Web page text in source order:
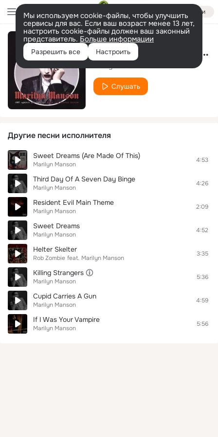
Войти
Мы используем cookie-файлы, чтобы улучшить
сервисы для вас. Если ваш возраст менее 13 лет,
настроить cookie-файлы должен ваш законный
представитель. Больше информации
Разрешить все Настроить The Nobodies (Live Version)
Слушать
Другие песни исполнителя
Sweet Dreams (Are Made Of This)
Marilyn Manson
4:53
Third Day Of A Seven Day Binge
Marilyn Manson
4:26
Resident Evil Main Theme
Marilyn Manson
2:09
Sweet Dreams
Marilyn Manson
4:52
Helter Skelter
Rob Zombie feat. Marilyn Manson
3:35
Killing Strangers
Marilyn Manson
5:36
Cupid Carries A Gun
Marilyn Manson
4:59
If I Was Your Vampire
Marilyn Manson
5:56